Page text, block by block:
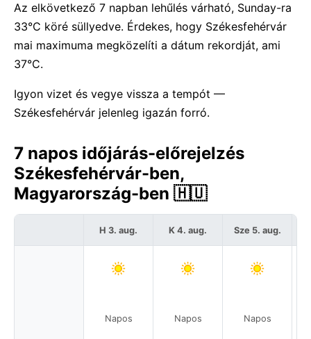
Az elkövetkező 7 napban lehűlés várható, Sunday-ra
33°C köré süllyedve. Érdekes, hogy Székesfehérvár
mai maximuma megközelíti a dátum rekordját, ami
37°C.
Igyon vizet és vegye vissza a tempót —
Székesfehérvár jelenleg igazán forró.
7 napos időjárás-előrejelzés
Székesfehérvár-ben,
Magyarország-ben 🇭🇺
H 3. aug.
Napos
K 4. aug.
Napos
Sze 5. aug.
Napos